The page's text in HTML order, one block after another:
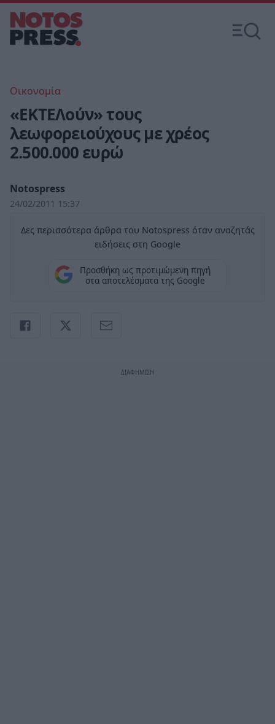
Οικονομία
«ΕΚΤΕΛούν» τους
λεωφορειούχους με χρέος
2.500.000 ευρώ
Notospress
24/02/2011 15:37
Δες περισσότερα άρθρα του Notospress όταν αναζητάς
ειδήσεις στη Google
Προσθήκη ως προτιμώμενη πηγή
στα αποτελέσματα της Google